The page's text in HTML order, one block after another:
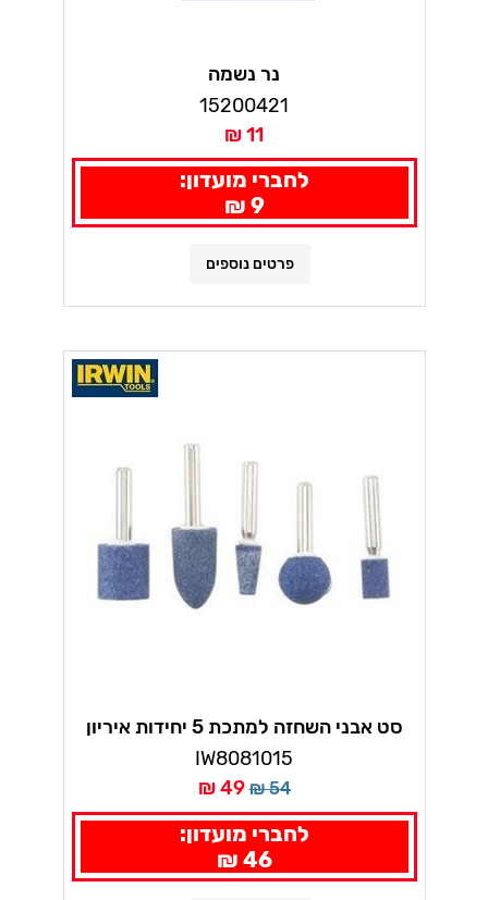
נר נשמה
15200421
11 ₪
לחברי מועדון:
9 ₪
פרטים נוספים
סט אבני השחזה למתכת 5 יחידות איריון
IW8081015
54 ₪
49 ₪
לחברי מועדון:
46 ₪